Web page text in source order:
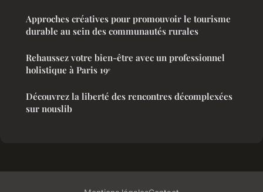
Approches créatives pour promouvoir le tourisme
durable au sein des communautés rurales
Rehaussez votre bien-être avec un professionnel
holistique à Paris 19ᵉ
Découvrez la liberté des rencontres décomplexées
sur nouslib